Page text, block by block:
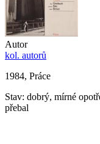
Autor
kol. autorů
1984, Práce
Stav: dobrý, mírné
přebal